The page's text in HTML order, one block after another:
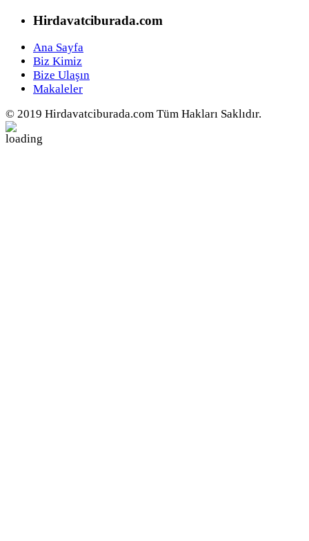
Hirdavatciburada.com
Ana Sayfa
Biz Kimiz
Bize Ulaşın
Makaleler
© 2019 Hirdavatciburada.com Tüm Hakları Saklıdır.